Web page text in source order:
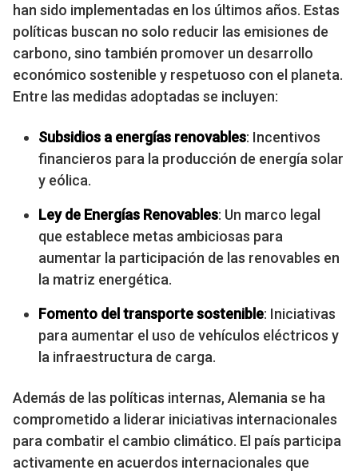
han sido implementadas en los últimos años. Estas
políticas buscan no solo reducir las emisiones de
carbono, sino también promover un desarrollo
económico sostenible y respetuoso con el planeta.
Entre las medidas adoptadas se incluyen:
Subsidios a energías renovables: Incentivos
financieros para la producción de energía solar
y eólica.
Ley de Energías Renovables: Un marco legal
que establece metas ambiciosas para
aumentar la participación de las renovables en
la matriz energética.
Fomento del transporte sostenible: Iniciativas
para aumentar el uso de vehículos eléctricos y
la infraestructura de carga.
Además de las políticas internas, Alemania se ha
comprometido a liderar iniciativas internacionales
para combatir el cambio climático. El país participa
activamente en acuerdos internacionales que